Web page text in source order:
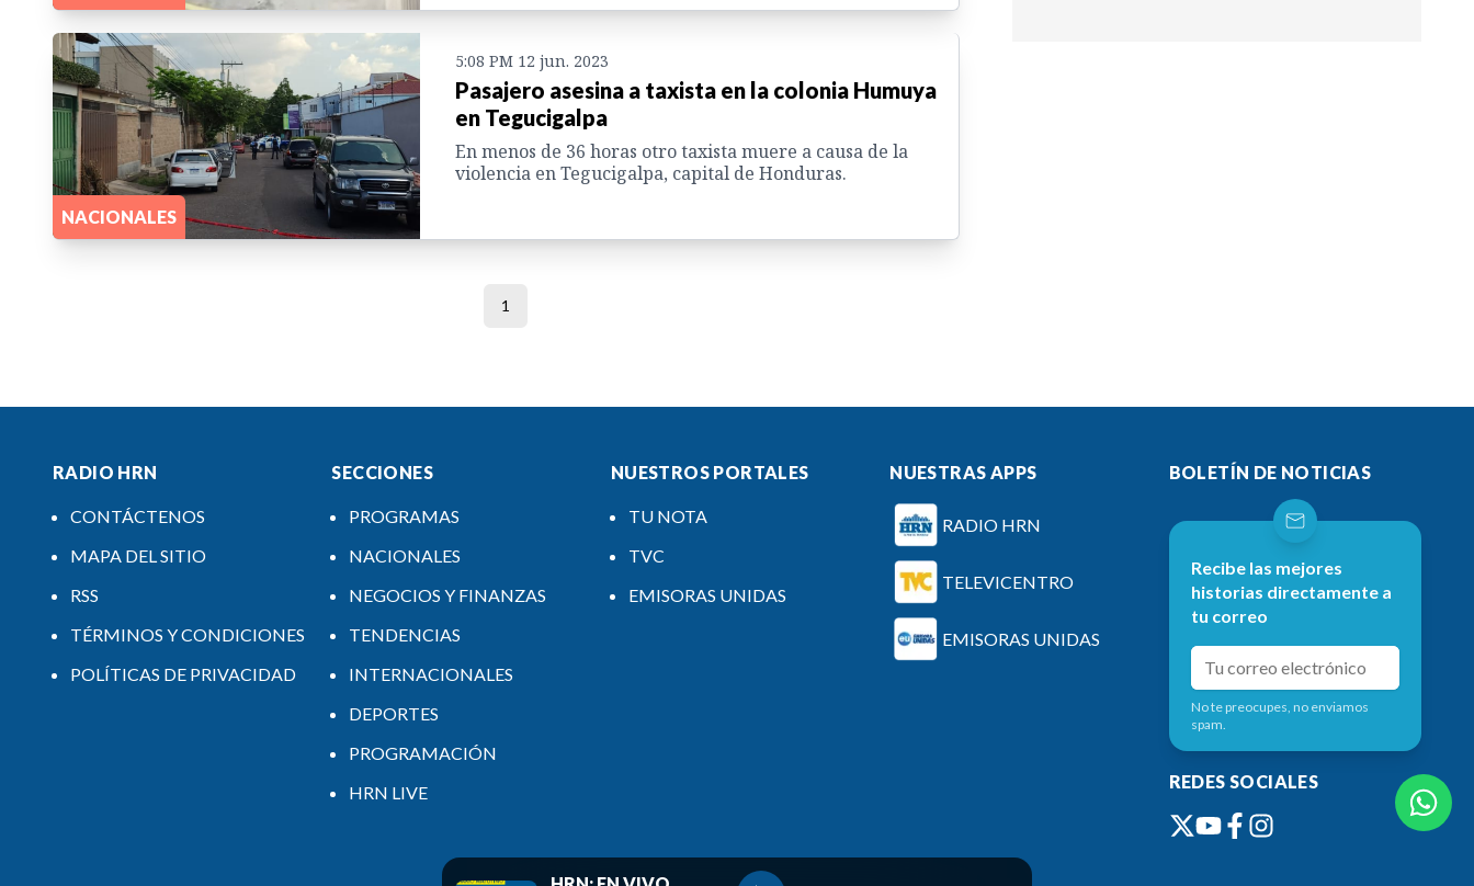
NACIONALES
5:08 PM 12 jun. 2023
Pasajero asesina a taxista en la colonia Humuya
en Tegucigalpa
En menos de 36 horas otro taxista muere a causa de la
violencia en Tegucigalpa, capital de Honduras.
1
RADIO HRN
CONTÁCTENOS
MAPA DEL SITIO
RSS
TÉRMINOS Y CONDICIONES
POLÍTICAS DE PRIVACIDAD
SECCIONES
PROGRAMAS
NACIONALES
NEGOCIOS Y FINANZAS
TENDENCIAS
INTERNACIONALES
DEPORTES
PROGRAMACIÓN
HRN LIVE
NUESTROS PORTALES
TU NOTA
TVC
EMISORAS UNIDAS
NUESTRAS APPS
RADIO HRN
TELEVICENTRO
EMISORAS UNIDAS
BOLETÍN DE NOTICIAS
Recibe las mejores
historias directamente a
tu correo
No te preocupes, no enviamos
spam.
REDES SOCIALES